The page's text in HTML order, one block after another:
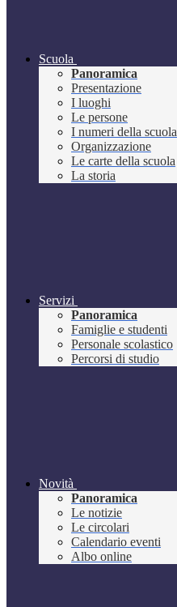
Scuola
Panoramica
Presentazione
I luoghi
Le persone
I numeri della scuola
Organizzazione
Le carte della scuola
La storia
Servizi
Panoramica
Famiglie e studenti
Personale scolastico
Percorsi di studio
Novità
Panoramica
Le notizie
Le circolari
Calendario eventi
Albo online